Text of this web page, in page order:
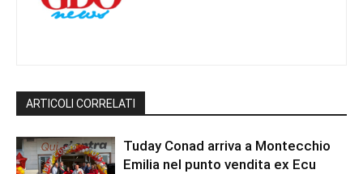
ARTICOLI CORRELATI
Tuday Conad arriva a Montecchio
Emilia nel punto vendita ex Ecu